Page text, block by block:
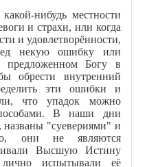
нибудь местности
и страхи, или когда
и удовлетворённости,
некую ошибку или
предложенном Богу в
обрести внутренний
эти ошибки и
что упадок можно
В наши дни
названы "суевериями" и
они не являются
Высшую Истину
испытывали её